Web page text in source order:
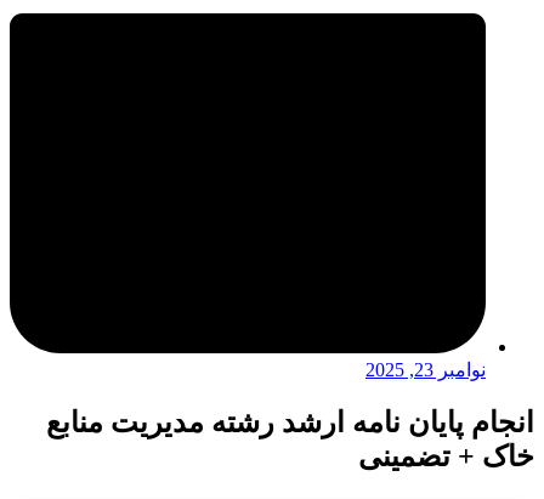
نوامبر 23, 2025
انجام پایان نامه ارشد رشته مدیریت منابع
خاک + تضمینی